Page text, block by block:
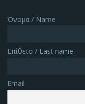
Όνομα / Name
Επίθετο / Last name
Email